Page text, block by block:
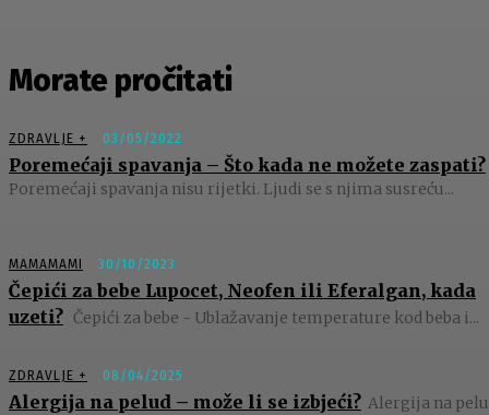
Morate pročitati
ZDRAVLJE + 03/05/2022
Poremećaji spavanja – Što kada ne možete zaspati?
Poremećaji spavanja nisu rijetki. Ljudi se s njima susreću...
MAMAMAMI 30/10/2023
Čepići za bebe Lupocet, Neofen ili Eferalgan, kada
uzeti? Čepići za bebe - Ublažavanje temperature kod beba i...
ZDRAVLJE + 08/04/2025
Alergija na pelud – može li se izbjeći? Alergija na